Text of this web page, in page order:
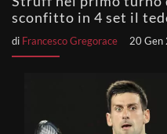
sconfitto in 4 set il
di Francesco Gregorace 20 Gen